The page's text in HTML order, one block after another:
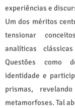
experiências e
Um dos méritos
tensionar
analíticas
Questões como
identidade e
prismas,
metamorfoses. Tal